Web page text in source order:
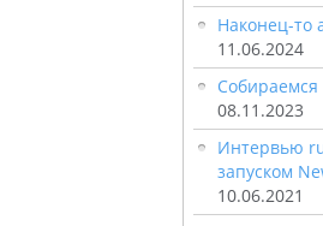
Наконец-то
11.06.2024
08.11.2023
Интервью
запуском
10.06.2021